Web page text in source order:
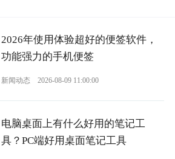
2026年使用体验超好的便签软件，
功能强力的手机便签
新闻动态 2026-08-09 11:00:00
电脑桌面上有什么好用的笔记工
具？PC端好用桌面笔记工具